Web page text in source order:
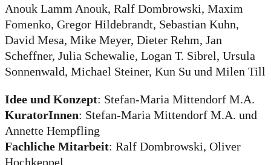
Anouk Lamm Anouk, Ralf Dombrowski, Maxim
Fomenko, Gregor Hildebrandt, Sebastian Kuhn,
David Mesa, Mike Meyer, Dieter Rehm, Jan
Scheffner, Julia Schewalie, Logan T. Sibrel, Ursula
Sonnenwald, Michael Steiner, Kun Su und Milen Till
Idee und Konzept: Stefan-Maria Mittendorf M.A.
KuratorInnen: Stefan-Maria Mittendorf M.A. und
Annette Hempfling
Fachliche Mitarbeit: Ralf Dombrowski, Oliver
Hochkeppel